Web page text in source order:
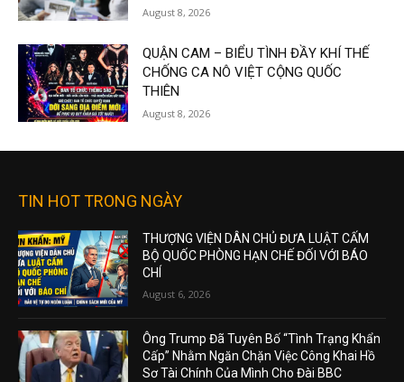
August 8, 2026
QUẬN CAM – BIỂU TÌNH ĐẦY KHÍ THẾ
CHỐNG CA NÔ VIỆT CỘNG QUỐC
THIÊN
August 8, 2026
TIN HOT TRONG NGÀY
THƯỢNG VIỆN DÂN CHỦ ĐƯA LUẬT CẤM
BỘ QUỐC PHÒNG HẠN CHẾ ĐỐI VỚI BÁO
CHÍ
August 6, 2026
Ông Trump Đã Tuyên Bố “Tình Trạng Khẩn
Cấp” Nhằm Ngăn Chặn Việc Công Khai Hồ
Sơ Tài Chính Của Mình Cho Đài BBC